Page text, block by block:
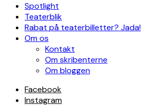
Spotlight
Teaterblik
Rabat på teaterbilletter? Jada!
Om os
Kontakt
Om skribenterne
Om bloggen
Facebook
Instagram